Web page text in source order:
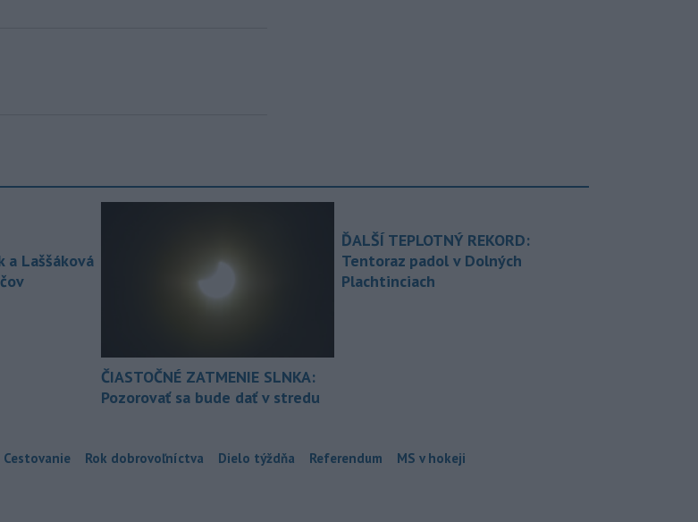
a Laššáková
ČIASTOČNÉ ZATMENIE SLNKA:
Pozorovať sa bude dať v stredu
ĎALŠÍ TEPLOTNÝ REKORD:
Tentoraz padol v Dolných
Plachtinciach
Cestovanie Rok dobrovoľníctva Dielo týždňa Referendum MS v hokeji